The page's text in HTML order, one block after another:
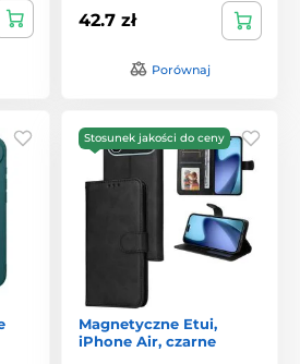
42.7 zł
Porównaj
Stosunek jakości do ceny
Magnetyczne Etui,
iPhone Air, czarne